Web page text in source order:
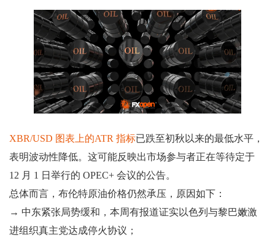
XBR/USD 图表上的ATR 指标已跌至初秋以来的最低水平，
表明波动性降低。这可能反映出市场参与者正在等待定于
12 月 1 日举行的 OPEC+ 会议的公告。
总体而言，布伦特原油价格仍然承压，原因如下：
→ 中东紧张局势缓和，本周有报道证实以色列与黎巴嫩激
进组织真主党达成停火协议；